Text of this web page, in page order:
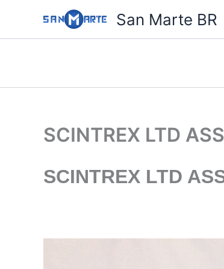
o
San Marte BR
SCINTREX LTD
SCINTREX LTD